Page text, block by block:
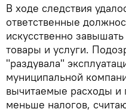
В ходе следствия
ответственные
искусственно
товары и услуги.
"раздувала"
муниципальной
вычитаемые расходы и
меньше налогов,